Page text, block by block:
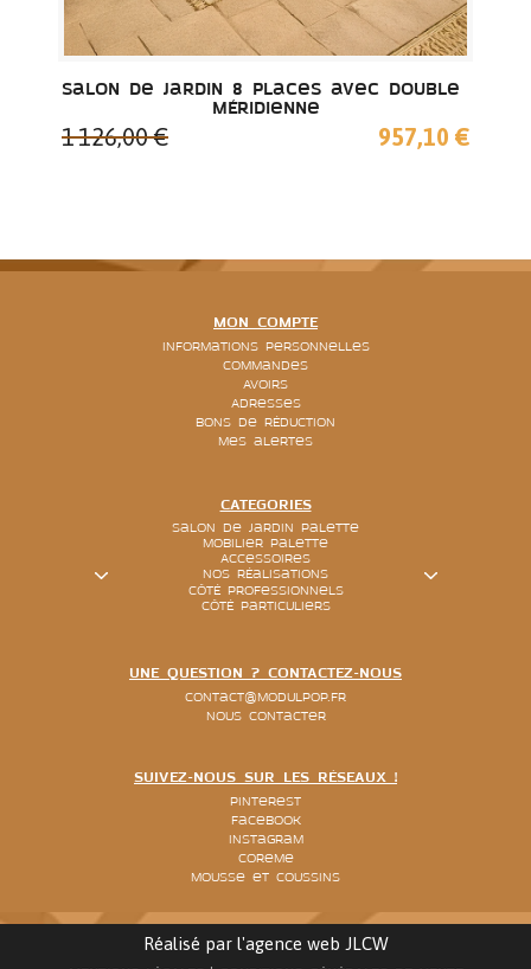
Salon de jardin 8 places avec double
méridienne
1 126,00 € 957,10 €
MON COMPTE
Informations personnelles
Commandes
Avoirs
Adresses
Bons de réduction
Mes alertes
CATEGORIES
Salon de jardin palette
Mobilier palette
Accessoires
Nos réalisations
Côté Professionnels
Côté particuliers
UNE QUESTION ? CONTACTEZ-NOUS
contact@modulpop.fr
Nous contacter
SUIVEZ-NOUS SUR LES RÉSEAUX !
Pinterest
Facebook
Instagram
Coreme
Mousse et coussins
Réalisé par l'agence web JLCW